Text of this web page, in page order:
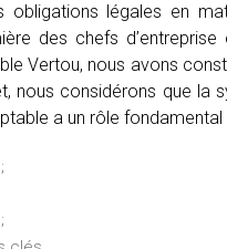
obligations légales en
des chefs
Vertou, nous avons
nous considérons que
a un rôle fondamental